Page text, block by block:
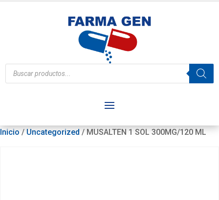
Búsqueda
de
productos
Inicio / Uncategorized / MUSALTEN 1 SOL 300MG/120 ML